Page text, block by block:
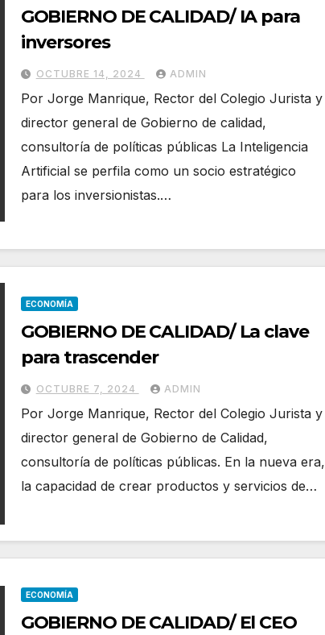
GOBIERNO DE CALIDAD/ IA para
inversores
OCTUBRE 14, 2024 ADMIN
Por Jorge Manrique, Rector del Colegio Jurista y
director general de Gobierno de calidad,
consultoría de políticas públicas La Inteligencia
Artificial se perfila como un socio estratégico
para los inversionistas.…
ECONOMÍA
GOBIERNO DE CALIDAD/ La clave
para trascender
OCTUBRE 7, 2024 ADMIN
Por Jorge Manrique, Rector del Colegio Jurista y
director general de Gobierno de Calidad,
consultoría de políticas públicas. En la nueva era,
la capacidad de crear productos y servicios de…
ECONOMÍA
GOBIERNO DE CALIDAD/ El CEO